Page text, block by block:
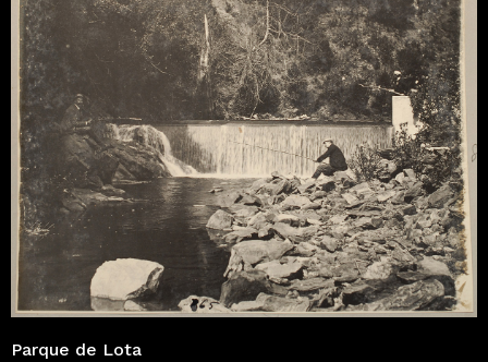
Parque de Lota